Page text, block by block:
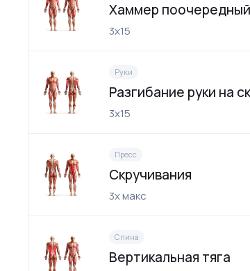
Хаммер поочередный
3х15
Руки
Разгибание руки на
3х15
Пресс
Скручивания
3х макс
Спина
Вертикальная тяга